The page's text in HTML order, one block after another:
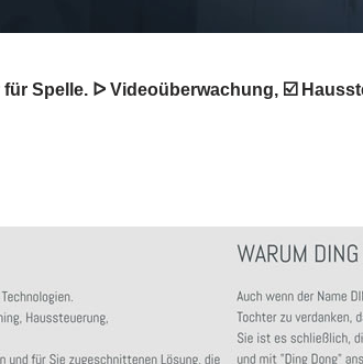
für Spelle. ᐅ Videoüberwachung, ☑️